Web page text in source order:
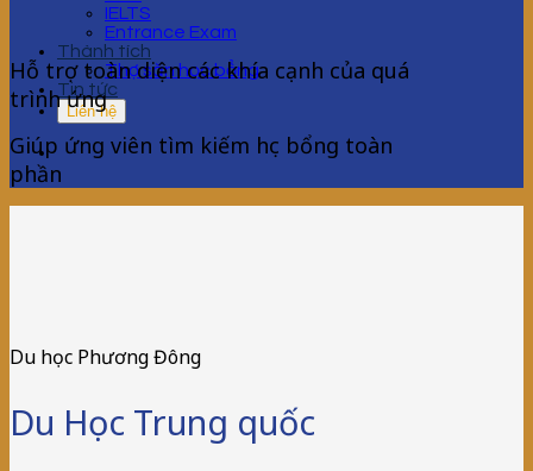
IELTS
Entrance Exam
Thành tích
Thợ săn học bổng
Tin tức
Liên hệ
Hỗ trợ toàn diện các khía cạnh của quá
trình ứng
Giúp ứng viên tìm kiếm học bổng toàn
phần
Du học Phương Đông
Du Học Trung quốc